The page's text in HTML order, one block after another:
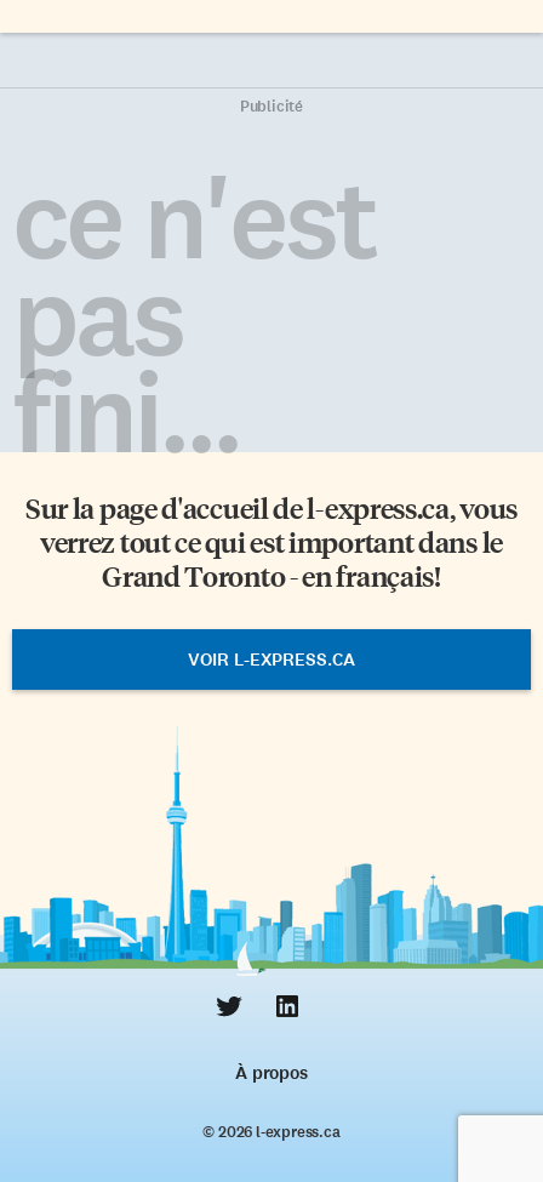
Publicité
ce n'est
pas
fini...
Sur la page d'accueil del-express.ca, vous
verrez tout ce qui est important dans le
Grand Toronto - en français!
VOIR L-EXPRESS.CA
À propos
© 2026 l‑express.ca